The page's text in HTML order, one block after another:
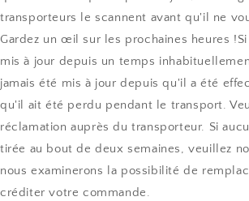
transporteurs le scannent avant qu'il ne
Gardez un œil sur les prochaines heures
mis à jour depuis un temps
jamais été mis à jour depuis qu'il a été
qu'il ait été perdu pendant le transport.
réclamation auprès du transporteur. Si
tirée au bout de deux semaines, veuillez
nous examinerons la possibilité de
créditer votre commande.